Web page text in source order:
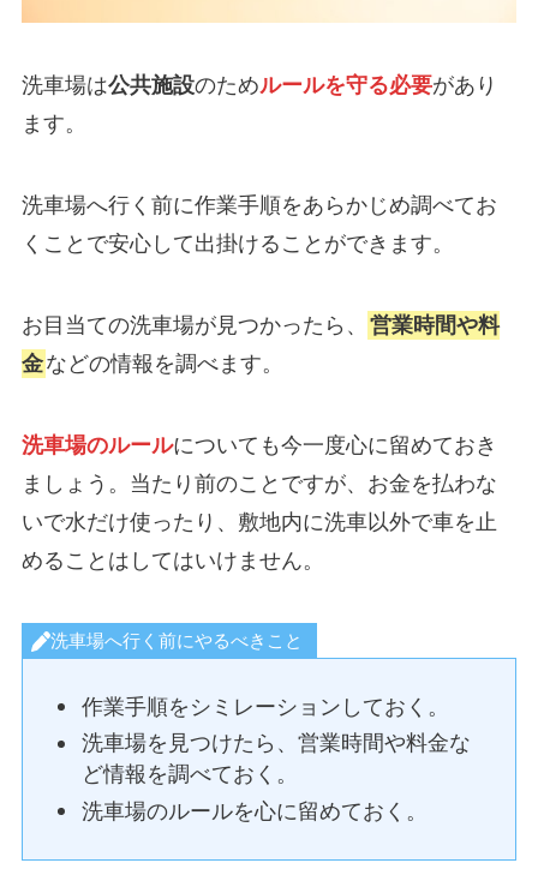
洗車場は公共施設のためルールを守る必要があり
ます。
洗車場へ行く前に作業手順をあらかじめ調べてお
くことで安心して出掛けることができます。
お目当ての洗車場が見つかったら、
営業時間や料
金などの情報を調べます。
洗車場のルールについても今一度心に留めておき
ましょう。当たり前のことですが、お金を払わな
いで水だけ使ったり、敷地内に洗車以外で車を止
めることはしてはいけません。
洗車場へ行く前にやるべきこと
作業手順をシミレーションしておく。
洗車場を見つけたら、営業時間や料金な
ど情報を調べておく。
洗車場のルールを心に留めておく。